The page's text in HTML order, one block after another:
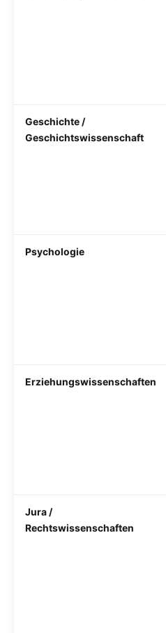
Geschichte /
Geschichtswissenschaft
Psychologie
Erziehungswissenschaften
Jura /
Rechtswissenschaften